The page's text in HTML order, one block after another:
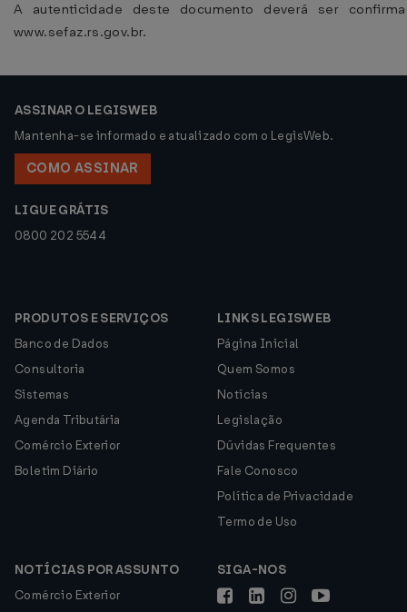
A autenticidade deste documento deverá ser
www.sefaz.rs.gov.br.
ASSINAR O LEGISWEB
Mantenha-se informado e atualizado com o LegisWeb.
COMO ASSINAR
LIGUE GRÁTIS
0800 202 5544
PRODUTOS E SERVIÇOS
Banco de Dados
Consultoria
Sistemas
Agenda Tributária
Comércio Exterior
Boletim Diário
LINKS LEGISWEB
Página Inicial
Quem Somos
Notícias
Legislação
Dúvidas Frequentes
Fale Conosco
Política de Privacidade
Termo de Uso
NOTÍCIAS POR ASSUNTO
Comércio Exterior
SIGA-NOS